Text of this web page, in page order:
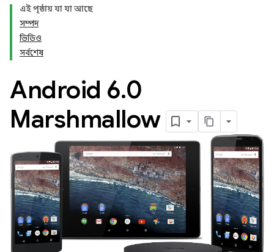
এই পৃষ্ঠায় যা যা আছে
সম্পদ
ভিডিও
সর্বশেষ
Android 6.0
Marshmallow